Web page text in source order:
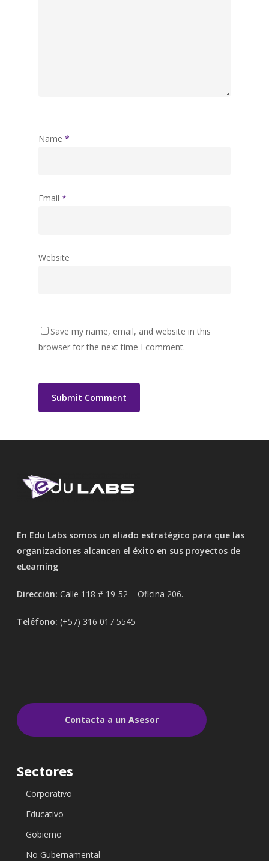
Name *
Email *
Website
Save my name, email, and website in this
browser for the next time I comment.
En Edu Labs somos un aliado estratégico para que las
organizaciones alcancen el éxito en sus proyectos de
eLearning
Dirección: Calle 118 # 19-52 – Oficina 206.
Teléfono: (+57) 316 017 5545
Contacta a un Asesor
Sectores
Corporativo
Educativo
Gobierno
No Gubernamental